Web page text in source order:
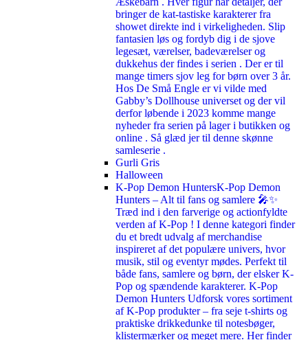
bringer de kat-tastiske karakterer fra
showet direkte ind i virkeligheden. Slip
fantasien løs og fordyb dig i de sjove
legesæt, værelser, badeværelser og
dukkehus der findes i serien . Der er til
mange timers sjov leg for børn over 3 år.
Hos De Små Engle er vi vilde med
Gabby’s Dollhouse universet og der vil
derfor løbende i 2023 komme mange
nyheder fra serien på lager i butikken og
online . Så glæd jer til denne skønne
samleserie .
Gurli Gris
Halloween
K-Pop Demon HuntersK-Pop Demon
Hunters – Alt til fans og samlere 🎤✨
Træd ind i den farverige og actionfyldte
verden af K-Pop ! I denne kategori finder
du et bredt udvalg af merchandise
inspireret af det populære univers, hvor
musik, stil og eventyr mødes. Perfekt til
både fans, samlere og børn, der elsker K-
Pop og spændende karakterer. K-Pop
Demon Hunters Udforsk vores sortiment
af K-Pop produkter – fra seje t-shirts og
praktiske drikkedunke til notesbøger,
klistermærker og meget mere. Her finder